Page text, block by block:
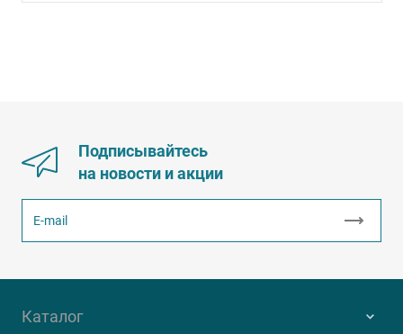
Подписывайтесь
на новости и акции
Каталог